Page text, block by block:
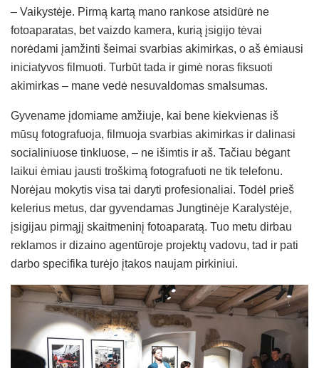
– Vaikystėje. Pirmą kartą mano rankose atsidūrė ne
fotoaparatas, bet vaizdo kamera, kurią įsigijo tėvai
norėdami įamžinti šeimai svarbias akimirkas, o aš ėmiausi
iniciatyvos filmuoti. Turbūt tada ir gimė noras fiksuoti
akimirkas – mane vedė nesuvaldomas smalsumas.
Gyvename įdomiame amžiuje, kai bene kiekvienas iš
mūsų fotografuoja, filmuoja svarbias akimirkas ir dalinasi
socialiniuose tinkluose, – ne išimtis ir aš. Tačiau bėgant
laikui ėmiau jausti troškimą fotografuoti ne tik telefonu.
Norėjau mokytis visa tai daryti profesionaliai. Todėl prieš
kelerius metus, dar gyvendamas Jungtinėje Karalystėje,
įsigijau pirmąjį skaitmeninį fotoaparatą. Tuo metu dirbau
reklamos ir dizaino agentūroje projektų vadovu, tad ir pati
darbo specifika turėjo įtakos naujam pirkiniui.